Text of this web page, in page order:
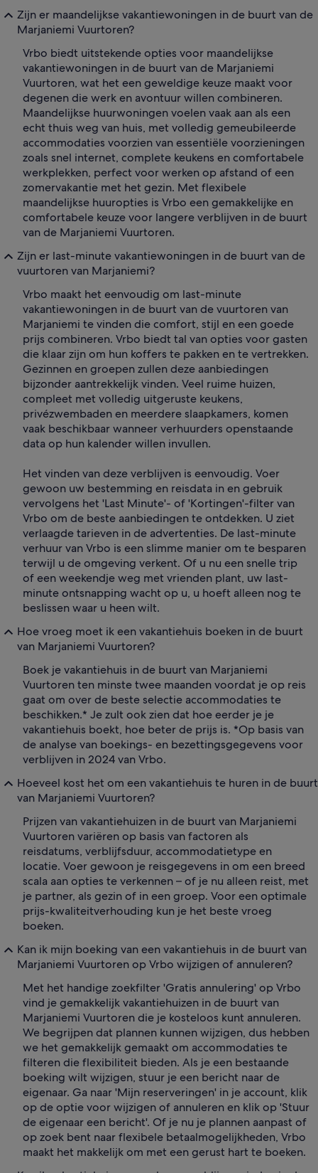
Zijn er maandelijkse vakantiewoningen in de buurt van de
Marjaniemi Vuurtoren?
Vrbo biedt uitstekende opties voor maandelijkse
vakantiewoningen in de buurt van de Marjaniemi
Vuurtoren, wat het een geweldige keuze maakt voor
degenen die werk en avontuur willen combineren.
Maandelijkse huurwoningen voelen vaak aan als een
echt thuis weg van huis, met volledig gemeubileerde
accommodaties voorzien van essentiële voorzieningen
zoals snel internet, complete keukens en comfortabele
werkplekken, perfect voor werken op afstand of een
zomervakantie met het gezin. Met flexibele
maandelijkse huuropties is Vrbo een gemakkelijke en
comfortabele keuze voor langere verblijven in de buurt
van de Marjaniemi Vuurtoren.
Zijn er last-minute vakantiewoningen in de buurt van de
vuurtoren van Marjaniemi?
Vrbo maakt het eenvoudig om last-minute
vakantiewoningen in de buurt van de vuurtoren van
Marjaniemi te vinden die comfort, stijl en een goede
prijs combineren. Vrbo biedt tal van opties voor gasten
die klaar zijn om hun koffers te pakken en te vertrekken.
Gezinnen en groepen zullen deze aanbiedingen
bijzonder aantrekkelijk vinden. Veel ruime huizen,
compleet met volledig uitgeruste keukens,
privézwembaden en meerdere slaapkamers, komen
vaak beschikbaar wanneer verhuurders openstaande
data op hun kalender willen invullen.
Het vinden van deze verblijven is eenvoudig. Voer
gewoon uw bestemming en reisdata in en gebruik
vervolgens het 'Last Minute'- of 'Kortingen'-filter van
Vrbo om de beste aanbiedingen te ontdekken. U ziet
verlaagde tarieven in de advertenties. De last-minute
verhuur van Vrbo is een slimme manier om te besparen
terwijl u de omgeving verkent. Of u nu een snelle trip
of een weekendje weg met vrienden plant, uw last-
minute ontsnapping wacht op u, u hoeft alleen nog te
beslissen waar u heen wilt.
Hoe vroeg moet ik een vakantiehuis boeken in de buurt
van Marjaniemi Vuurtoren?
Boek je vakantiehuis in de buurt van Marjaniemi
Vuurtoren ten minste twee maanden voordat je op reis
gaat om over de beste selectie accommodaties te
beschikken.* Je zult ook zien dat hoe eerder je je
vakantiehuis boekt, hoe beter de prijs is. *Op basis van
de analyse van boekings- en bezettingsgegevens voor
verblijven in 2024 van Vrbo.
Hoeveel kost het om een vakantiehuis te huren in de buurt
van Marjaniemi Vuurtoren?
Prijzen van vakantiehuizen in de buurt van Marjaniemi
Vuurtoren variëren op basis van factoren als
reisdatums, verblijfsduur, accommodatietype en
locatie. Voer gewoon je reisgegevens in om een breed
scala aan opties te verkennen – of je nu alleen reist, met
je partner, als gezin of in een groep. Voor een optimale
prijs-kwaliteitverhouding kun je het beste vroeg
boeken.
Kan ik mijn boeking van een vakantiehuis in de buurt van
Marjaniemi Vuurtoren op Vrbo wijzigen of annuleren?
Met het handige zoekfilter 'Gratis annulering' op Vrbo
vind je gemakkelijk vakantiehuizen in de buurt van
Marjaniemi Vuurtoren die je kosteloos kunt annuleren.
We begrijpen dat plannen kunnen wijzigen, dus hebben
we het gemakkelijk gemaakt om accommodaties te
filteren die flexibiliteit bieden. Als je een bestaande
boeking wilt wijzigen, stuur je een bericht naar de
eigenaar. Ga naar 'Mijn reserveringen' in je account, klik
op de optie voor wijzigen of annuleren en klik op 'Stuur
de eigenaar een bericht'. Of je nu je plannen aanpast of
op zoek bent naar flexibele betaalmogelijkheden, Vrbo
maakt het makkelijk om met een gerust hart te boeken.